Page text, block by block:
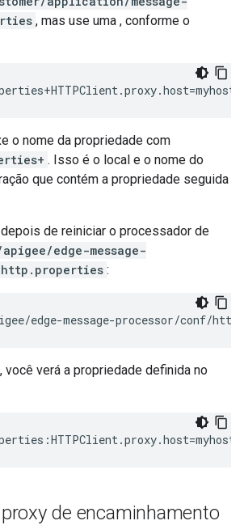
, mas use uma , conforme o
o nome da propriedade com
. Isso é o local e o nome do
que contém a propriedade seguida
de reiniciar o processador de
edge-message-
:
edge-message-processor/conf/
você verá a propriedade definida no
de encaminhamento